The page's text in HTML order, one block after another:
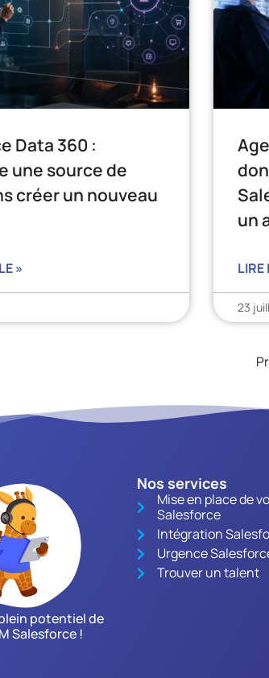
Data 360 :
une source de
créer un nouveau
»
un
LIRE
23
potentiel de
Salesforce !
Nos services
Mise en place de
Salesforce
Intégration
Urgence
Trouver un talent